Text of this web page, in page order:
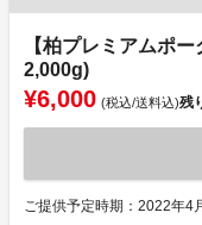
【柏プレミアムポ
2,000g)
¥6,000 (税込/送料込)残
ご提供予定時期：2022年4